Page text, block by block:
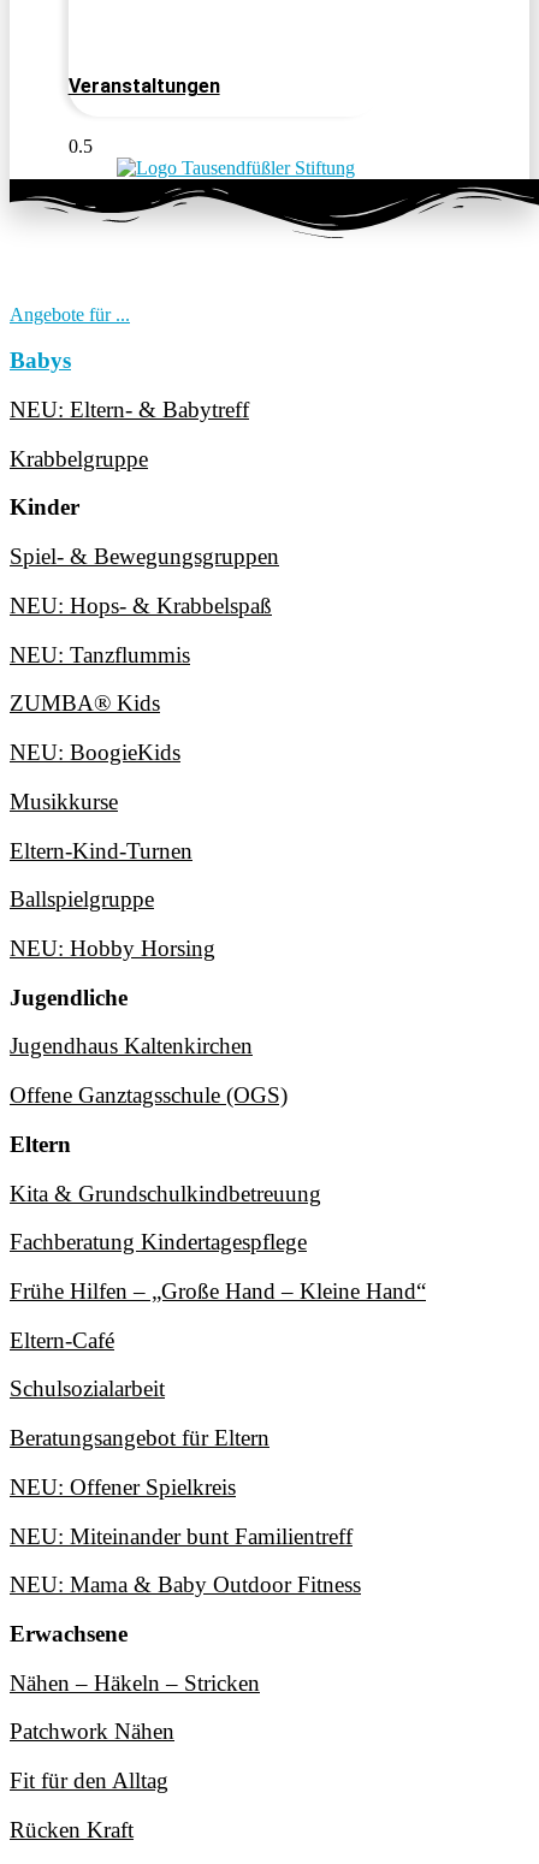
Veranstaltungen
Angebote für ...
Babys
NEU: Eltern- & Babytreff
Krabbelgruppe
Kinder
Spiel- & Bewegungsgruppen
NEU: Hops- & Krabbelspaß
NEU: Tanzflummis
ZUMBA® Kids
NEU: BoogieKids
Musikkurse
Eltern-Kind-Turnen
Ballspielgruppe
NEU: Hobby Horsing
Jugendliche
Jugendhaus Kaltenkirchen
Offene Ganztagsschule (OGS)
Eltern
Kita & Grundschulkindbetreuung
Fachberatung Kindertagespflege
Frühe Hilfen – „Große Hand – Kleine Hand“
Eltern-Café
Schulsozialarbeit
Beratungsangebot für Eltern
NEU: Offener Spielkreis
NEU: Miteinander bunt Familientreff
NEU: Mama & Baby Outdoor Fitness
Erwachsene
Nähen – Häkeln – Stricken
Patchwork Nähen
Fit für den Alltag
Rücken Kraft